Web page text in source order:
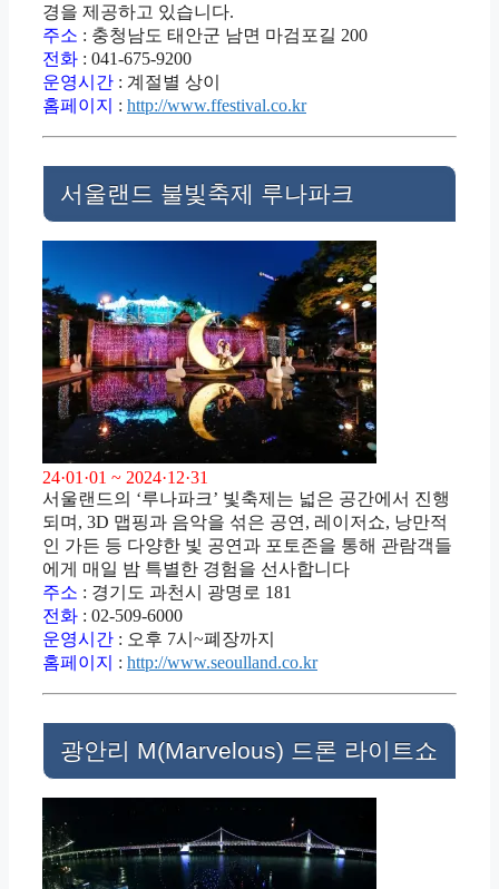
경을 제공하고 있습니다.
주소 : 충청남도 태안군 남면 마검포길 200
전화 : 041-675-9200
운영시간 : 계절별 상이
홈페이지
: http://www.ffestival.co.kr
서울랜드 불빛축제 루나파크
24·01·01 ~ 2024·12·31
서울랜드의 ‘루나파크’ 빛축제는 넓은 공간에서 진행
되며, 3D 맵핑과 음악을 섞은 공연, 레이저쇼, 낭만적
인 가든 등 다양한 빛 공연과 포토존을 통해 관람객들
에게 매일 밤 특별한 경험을 선사합니다
주소 : 경기도 과천시 광명로 181
전화 : 02-509-6000
운영시간 : 오후 7시~폐장까지
홈페이지
: http://www.seoulland.co.kr
광안리 M(Marvelous) 드론 라이트쇼